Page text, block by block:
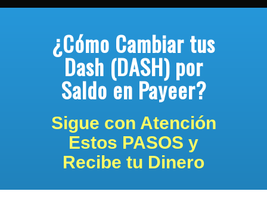
¿Cómo Cambiar tus
Dash (DASH) por
Saldo en Payeer?
Sigue con Atención
Estos PASOS y
Recibe tu Dinero